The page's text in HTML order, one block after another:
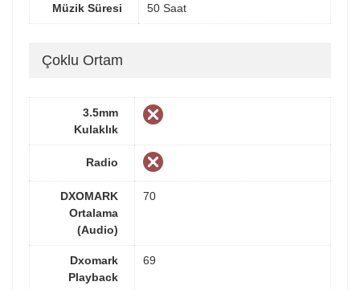
Müzik Süresi 50 Saat
Çoklu Ortam
3.5mm
Kulaklık
Radio
DXOMARK
Ortalama
(Audio)
70
Dxomark
Playback
69